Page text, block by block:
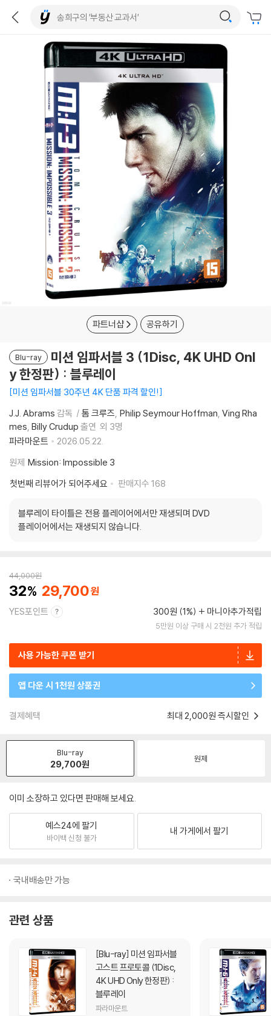
파트너샵 공유하기
Blu-ray
미션 임파서블 3 (1Disc, 4K UHD Onl
y 한정판) : 블루레이
미션 임파서블 30주년 4K 단품 파격 할인!
J.J. Abrams 감독 톰 크루즈 Philip Seymour Hoffman Ving Rha
mes Billy Crudup 출연 외 3명
파라마운트
2026.05.22.
원제 Mission: Impossible 3
첫번째 리뷰어가 되어주세요
판매지수 168
블루레이 타이틀은 전용 플레이어에서만 재생되며 DVD
플레이어에서는 재생되지 않습니다.
44,000원
32 29,700
YES포인트 300원 (1%) 마니아추가적립
5만원 이상 구매 시 2천원 추가 적립
사용 가능한 쿠폰 받기
앱 다운 시 1천원 상품권
결제혜택 최대 2,000원 즉시할인
Blu-ray
29,700원 원제
이미 소장하고 있다면 판매해 보세요.
예스24에 팔기
바이백 신청 불가
내 가게에서 팔기
국내배송만 가능
관련 상품
[Blu-ray]
고스트 프로토콜 (1Disc,
4K UHD Only 한정판) :
블루레이
파라마운트